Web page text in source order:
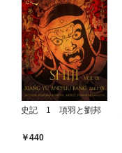
史記 1 項羽と劉邦
440